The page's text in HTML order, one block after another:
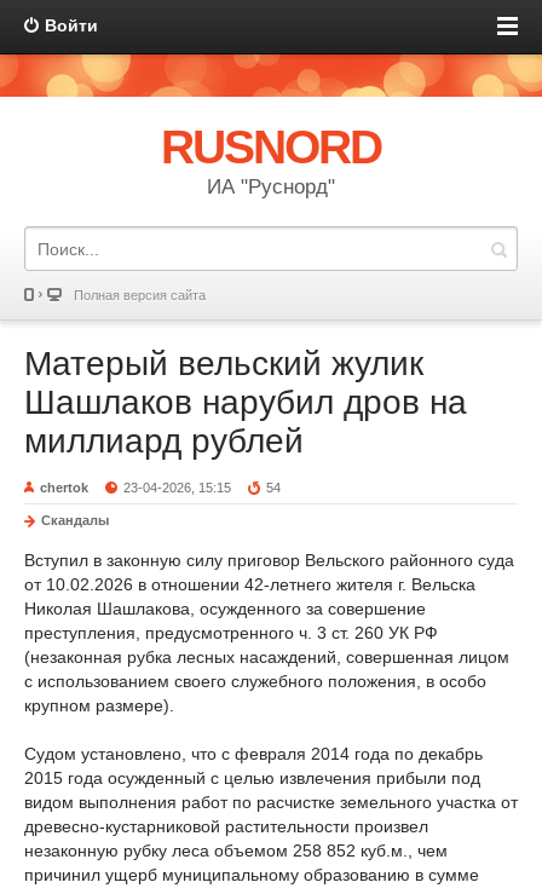
Войти
RUSNORD
ИА "Руснорд"
Полная версия сайта
Матерый вельский жулик
Шашлаков нарубил дров на
миллиард рублей
chertok 23-04-2026, 15:15 54
Скандалы
Вступил в законную силу приговор Вельского районного суда
от 10.02.2026 в отношении 42-летнего жителя г. Вельска
Николая Шашлакова, осужденного за совершение
преступления, предусмотренного ч. 3 ст. 260 УК РФ
(незаконная рубка лесных насаждений, совершенная лицом
с использованием своего служебного положения, в особо
крупном размере).
Судом установлено, что с февраля 2014 года по декабрь
2015 года осужденный с целью извлечения прибыли под
видом выполнения работ по расчистке земельного участка от
древесно-кустарниковой растительности произвел
незаконную рубку леса объемом 258 852 куб.м., чем
причинил ущерб муниципальному образованию в сумме